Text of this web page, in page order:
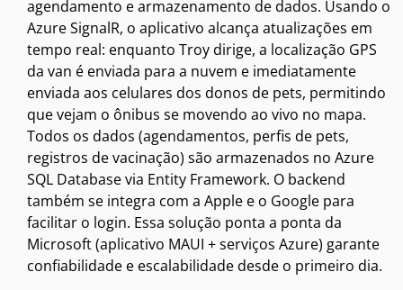
agendamento e armazenamento de dados. Usando o
Azure SignalR, o aplicativo alcança atualizações em
tempo real: enquanto Troy dirige, a localização GPS
da van é enviada para a nuvem e imediatamente
enviada aos celulares dos donos de pets, permitindo
que vejam o ônibus se movendo ao vivo no mapa.
Todos os dados (agendamentos, perfis de pets,
registros de vacinação) são armazenados no Azure
SQL Database via Entity Framework. O backend
também se integra com a Apple e o Google para
facilitar o login. Essa solução ponta a ponta da
Microsoft (aplicativo MAUI + serviços Azure) garante
confiabilidade e escalabilidade desde o primeiro dia.